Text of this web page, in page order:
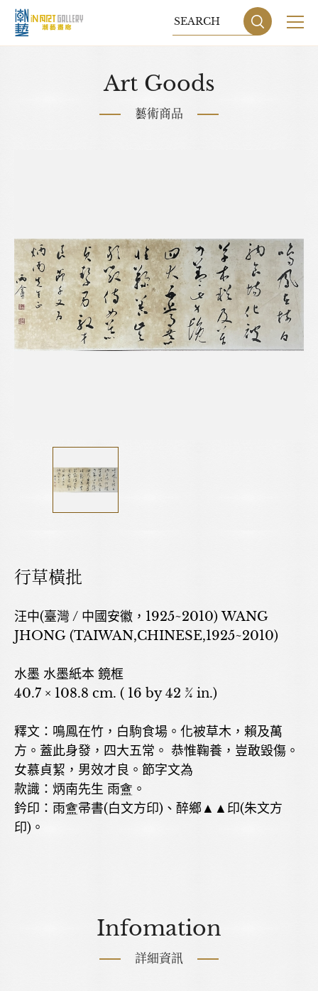
網站地圖 隱私權政策
DESIGN BY GRNET
Art Goods
藝術商品
行草橫批
汪中(臺灣 / 中國安徽，1925~2010) WANG
JHONG (TAIWAN,CHINESE,1925~2010)
水墨 水墨紙本 鏡框
40.7 × 108.8 cm. ( 16 by 42 ¾ in.)
釋文：鳴鳳在竹，白駒食場。化被草木，賴及萬
方。蓋此身發，四大五常。 恭惟鞠養，豈敢毀傷。
女慕貞絜，男效才良。節字文為
款識：炳南先生 雨盦。
鈐印：雨盦帚書(白文方印)、醉鄉▲▲印(朱文方
印)。
Infomation
詳細資訊